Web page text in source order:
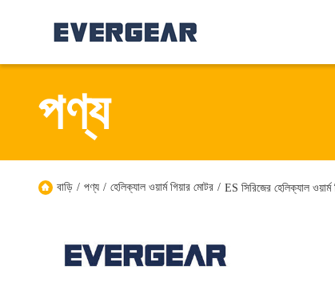
পণ্য
বাড়ি / পণ্য / হেলিক্যাল ওয়ার্ম গিয়ার মোটর / ES সিরিজের হেলিক্যাল